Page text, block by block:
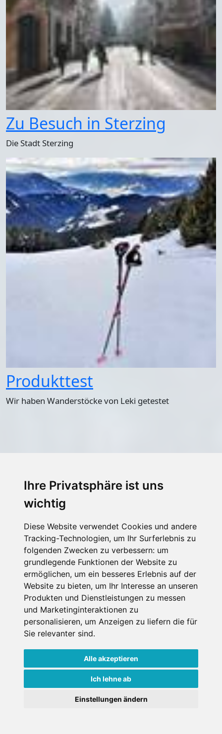
Ihre Privatsphäre ist uns
wichtig
Diese Website verwendet Cookies und andere
Tracking-Technologien, um Ihr Surferlebnis zu
folgenden Zwecken zu verbessern: um
grundlegende Funktionen der Website zu
ermöglichen, um ein besseres Erlebnis auf der
Website zu bieten, um Ihr Interesse an unseren
Produkten und Dienstleistungen zu messen
und Marketinginteraktionen zu
personalisieren, um Anzeigen zu liefern die für
Sie relevanter sind.
Alle akzeptieren
Ich lehne ab
Einstellungen ändern
Zu Besuch in Sterzing
Die Stadt Sterzing
Produkttest
Wir haben Wanderstöcke von Leki getestet
JETZT ZUM NEWSLETTER ANMELDEN
Email-Adresse
Anmelden
ENTDECKE DIE BERGE
Schneehöhen